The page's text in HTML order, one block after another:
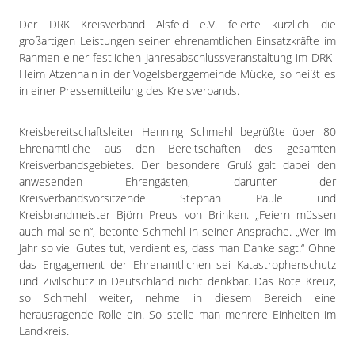
Der DRK Kreisverband Alsfeld e.V. feierte kürzlich die
großartigen Leistungen seiner ehrenamtlichen Einsatzkräfte im
Rahmen einer festlichen Jahresabschlussveranstaltung im DRK-
Heim Atzenhain in der Vogelsberggemeinde Mücke, so heißt es
in einer Pressemitteilung des Kreisverbands.
Kreisbereitschaftsleiter Henning Schmehl begrüßte über 80
Ehrenamtliche aus den Bereitschaften des gesamten
Kreisverbandsgebietes. Der besondere Gruß galt dabei den
anwesenden Ehrengästen, darunter der
Kreisverbandsvorsitzende Stephan Paule und
Kreisbrandmeister Björn Preus von Brinken. „Feiern müssen
auch mal sein“, betonte Schmehl in seiner Ansprache. „Wer im
Jahr so viel Gutes tut, verdient es, dass man Danke sagt.“ Ohne
das Engagement der Ehrenamtlichen sei Katastrophenschutz
und Zivilschutz in Deutschland nicht denkbar. Das Rote Kreuz,
so Schmehl weiter, nehme in diesem Bereich eine
herausragende Rolle ein. So stelle man mehrere Einheiten im
Landkreis.